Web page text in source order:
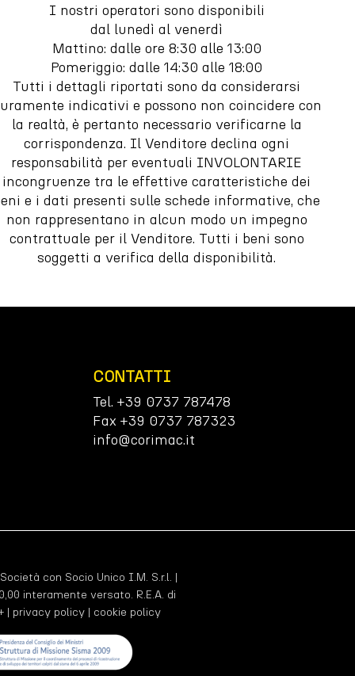
I nostri operatori sono disponibili
dal lunedì al venerdì
Mattino: dalle ore 8:30 alle 13:00
Pomeriggio: dalle 14:30 alle 18:00
Tutti i dettagli riportati sono da considerarsi
indicativi e possono non coincidere con
la realtà, è pertanto necessario verificarne la
corrispondenza. Il Venditore declina ogni
responsabilità per eventuali INVOLONTARIE
incongruenze tra le effettive caratteristiche dei
e i dati presenti sulle schede informative, che
non rappresentano in alcun modo un impegno
contrattuale per il Venditore. Tutti i beni sono
soggetti a verifica della disponibilità.
CONTATTI
Tel. +39 0737 787478
Fax +39 0737 787323
info@corimac.it
con Socio Unico I.M. S.r.l. |
interamente versato. R.E.A. di
| privacy policy| cookie policy